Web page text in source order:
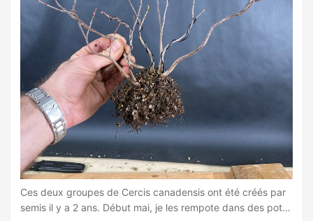
Ces deux groupes de Cercis canadensis ont été créés par
semis il y a 2 ans. Début mai, je les rempote dans des pots